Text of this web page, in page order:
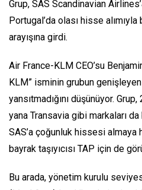
Grup, SAS Scandinavian
Portugal’da olası hisse
arayışına girdi.
Air France-KLM CEO’su
KLM” isminin grubun
yansıtmadığını düşünüyor.
yana Transavia gibi markaları
SAS’a çoğunluk hissesi almaya
bayrak taşıyıcısı TAP için de
Bu arada, yönetim kurulu